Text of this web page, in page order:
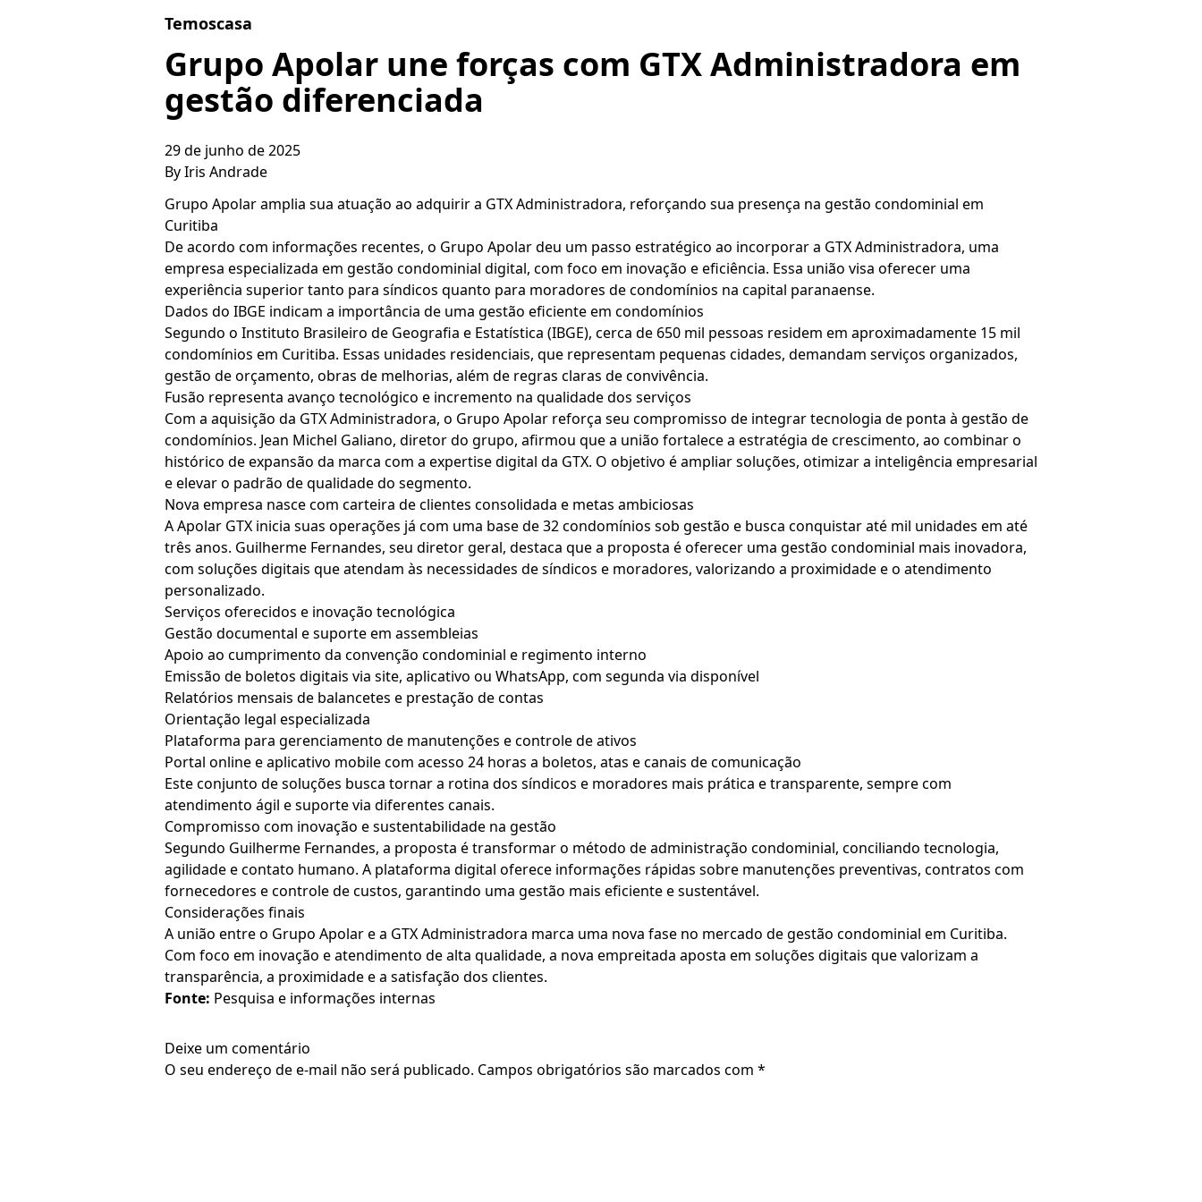
Temoscasa
Grupo Apolar une forças com GTX Administradora em
gestão diferenciada
29 de junho de 2025
ByIris Andrade
Grupo Apolar amplia sua atuação ao adquirir a GTX Administradora, reforçando sua presença na gestão condominial em
Curitiba
De acordo com informações recentes, o Grupo Apolar deu um passo estratégico ao incorporar a GTX Administradora, uma
empresa especializada em gestão condominial digital, com foco em inovação e eficiência. Essa união visa oferecer uma
experiência superior tanto para síndicos quanto para moradores de condomínios na capital paranaense.
Dados do IBGE indicam a importância de uma gestão eficiente em condomínios
Segundo o Instituto Brasileiro de Geografia e Estatística (IBGE), cerca de 650 mil pessoas residem em aproximadamente 15 mil
condomínios em Curitiba. Essas unidades residenciais, que representam pequenas cidades, demandam serviços organizados,
gestão de orçamento, obras de melhorias, além de regras claras de convivência.
Fusão representa avanço tecnológico e incremento na qualidade dos serviços
Com a aquisição da GTX Administradora, o Grupo Apolar reforça seu compromisso de integrar tecnologia de ponta à gestão de
condomínios. Jean Michel Galiano, diretor do grupo, afirmou que a união fortalece a estratégia de crescimento, ao combinar o
histórico de expansão da marca com a expertise digital da GTX. O objetivo é ampliar soluções, otimizar a inteligência empresarial
e elevar o padrão de qualidade do segmento.
Nova empresa nasce com carteira de clientes consolidada e metas ambiciosas
A Apolar GTX inicia suas operações já com uma base de 32 condomínios sob gestão e busca conquistar até mil unidades em até
três anos. Guilherme Fernandes, seu diretor geral, destaca que a proposta é oferecer uma gestão condominial mais inovadora,
com soluções digitais que atendam às necessidades de síndicos e moradores, valorizando a proximidade e o atendimento
personalizado.
Serviços oferecidos e inovação tecnológica
Gestão documental e suporte em assembleias
Apoio ao cumprimento da convenção condominial e regimento interno
Emissão de boletos digitais via site, aplicativo ou WhatsApp, com segunda via disponível
Relatórios mensais de balancetes e prestação de contas
Orientação legal especializada
Plataforma para gerenciamento de manutenções e controle de ativos
Portal online e aplicativo mobile com acesso 24 horas a boletos, atas e canais de comunicação
Este conjunto de soluções busca tornar a rotina dos síndicos e moradores mais prática e transparente, sempre com
atendimento ágil e suporte via diferentes canais.
Compromisso com inovação e sustentabilidade na gestão
Segundo Guilherme Fernandes, a proposta é transformar o método de administração condominial, conciliando tecnologia,
agilidade e contato humano. A plataforma digital oferece informações rápidas sobre manutenções preventivas, contratos com
fornecedores e controle de custos, garantindo uma gestão mais eficiente e sustentável.
Considerações finais
A união entre o Grupo Apolar e a GTX Administradora marca uma nova fase no mercado de gestão condominial em Curitiba.
Com foco em inovação e atendimento de alta qualidade, a nova empreitada aposta em soluções digitais que valorizam a
transparência, a proximidade e a satisfação dos clientes.
Fonte: Pesquisa e informações internas
Deixe um comentário
O seu endereço de e-mail não será publicado. Campos obrigatórios são marcados com *